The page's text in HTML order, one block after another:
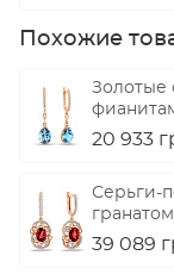
Похожие
Золотые
20 933
Серьги-
39 089